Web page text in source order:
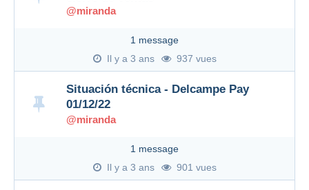
@miranda
1 message
Il y a 3 ans
937 vues
Situación técnica - Delcampe Pay
01/12/22
@miranda
1 message
Il y a 3 ans
901 vues